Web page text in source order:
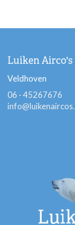
Luiken Airco's
Veldhoven
06 - 45267676